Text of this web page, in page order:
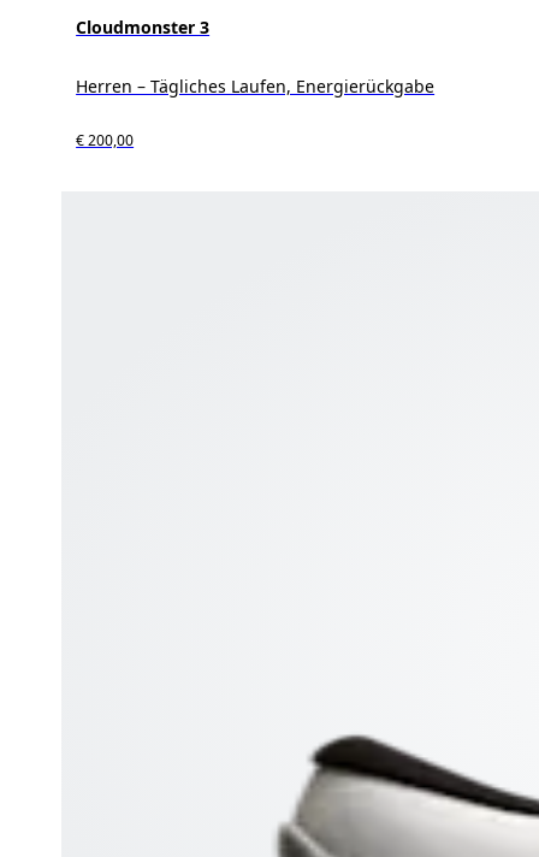
Cloudmonster 3
Herren – Tägliches Laufen, Energierückgabe
€ 200,00